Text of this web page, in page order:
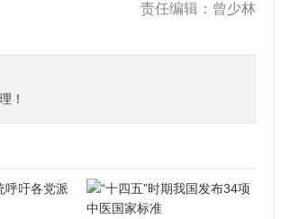
责任编辑：曾少林
！